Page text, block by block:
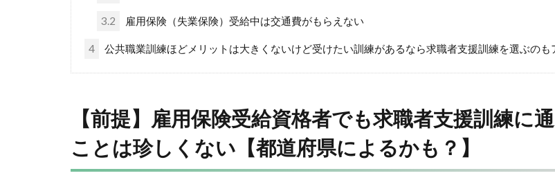
3.2 雇用保険（失業保険）受給中は交通費がもらえない
4 公共職業訓練ほどメリットは大きくないけど受けたい訓練があるなら求職者支援訓練を選ぶのも
【前提】雇用保険受給資格者でも求職者支援訓練に
ことは珍しくない【都道府県によるかも？】